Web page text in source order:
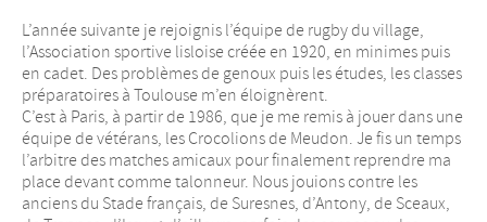
L’année suivante je rejoignis l’équipe de rugby du village,
l’Association sportive lisloise créée en 1920, en minimes puis
en cadet. Des problèmes de genoux puis les études, les classes
préparatoires à Toulouse m’en éloignèrent.
C’est à Paris, à partir de 1986, que je me remis à jouer dans une
équipe de vétérans, les Crocolions de Meudon. Je fis un temps
l’arbitre des matches amicaux pour finalement reprendre ma
place devant comme talonneur. Nous jouions contre les
anciens du Stade français, de Suresnes, d’Antony, de Sceaux,